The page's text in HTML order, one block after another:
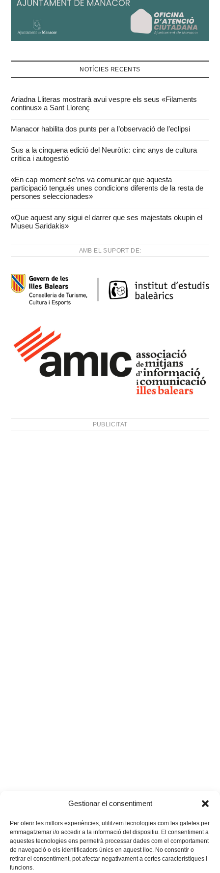
Gestionar el consentiment
Per oferir les millors experiències, utilitzem tecnologies com les galetes per
emmagatzemar i/o accedir a la informació del dispositiu. El consentiment a
aquestes tecnologies ens permetrà processar dades com el comportament
de navegació o els identificadors únics en aquest lloc. No consentir o
retirar el consentiment, pot afectar negativament a certes característiques i
funcions.
NOTÍCIES RECENTS
Ariadna Lliteras mostrarà avui vespre els seus «Filaments
continus» a Sant Llorenç
Manacor habilita dos punts per a l’observació de l’eclipsi
Sus a la cinquena edició del Neuròtic: cinc anys de cultura
crítica i autogestió
«En cap moment se’ns va comunicar que aquesta
participació tengués unes condicions diferents de la resta de
persones seleccionades»
«Que aquest any sigui el darrer que ses majestats okupin el
Museu Saridakis»
AMB EL SUPORT DE:
PUBLICITAT
masses fan mal
next
sol» a cada revetla